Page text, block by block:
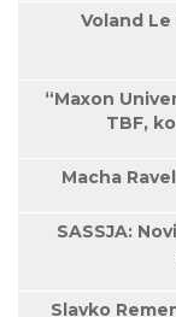
Voland
“Maxon
TBF,
Macha
SASSJA:
Slavko